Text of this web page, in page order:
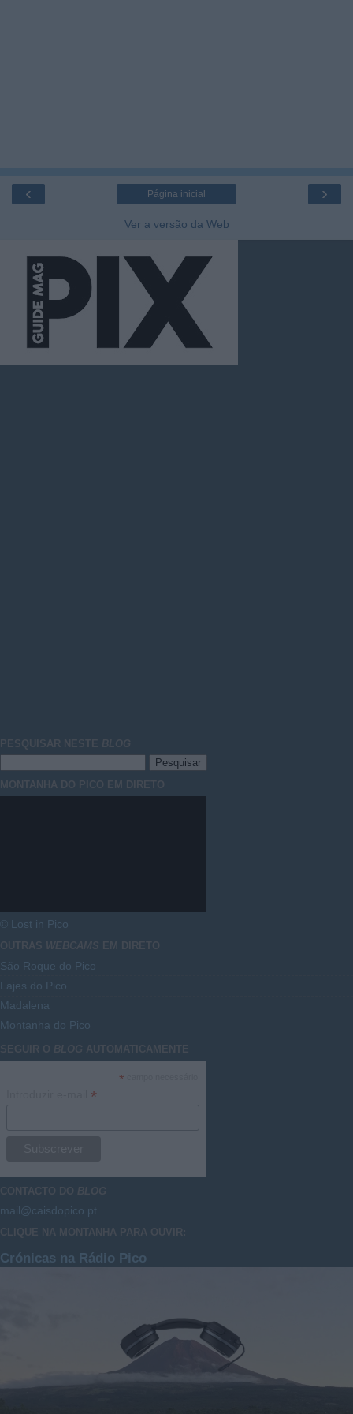
‹ ›
Página inicial
Ver a versão da Web
PESQUISAR NESTE BLOG
MONTANHA DO PICO EM DIRETO
© Lost in Pico
OUTRAS WEBCAMS EM DIRETO
São Roque do Pico
Lajes do Pico
Madalena
Montanha do Pico
SEGUIR O BLOG AUTOMATICAMENTE
*
*
CONTACTO DO BLOG
mail@caisdopico.pt
CLIQUE NA MONTANHA PARA OUVIR:
Crónicas na Rádio Pico